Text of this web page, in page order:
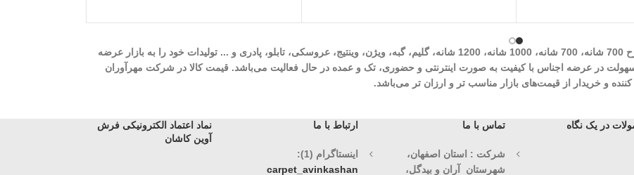
شرکت مهرآوران فیض کاشان در زمینه تولید انواع فرش‌های ماشینی نظیر طرح 700 شانه، 700 شانه، 1000 شانه، 1200 شانه، گلیم، گبه، ویژن، وینتیج، عروسکی، تابلو، پادری و ... تولیدات خود را به بازار عرضه
فیض کاشان با سابقه درخشان 30 ساله با هدف سهولت در عرضه اجناس با کیفیت به صورت اینترنتی و حضوری، تک و عمده در حال فعالیت می‌باشد. قیمت کالا در شرکت مهرآوران
و خریدار از قیمت‌های بازار مناسب تر و ارزان تر می‌باشد.
در یک نگاه تماس با ما
شرکت : استان اصفهان،
شهرستان آران و بیدگل،
ارتباط با ما
اینستاگرام (1):
carpet_avinkashan
نماد اعتماد الکترونیکی فرش
آوین کاشان